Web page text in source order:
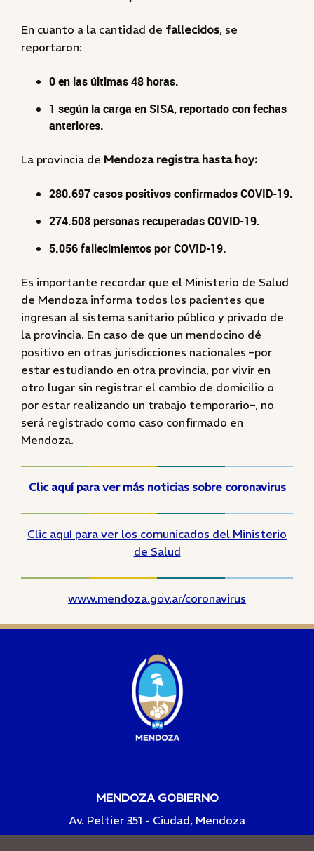
En cuanto a la cantidad de fallecidos, se
reportaron:
0 en las últimas 48 horas.
1 según la carga en SISA, reportado con fechas
anteriores.
La provincia de Mendoza registra hasta hoy:
280.697 casos positivos confirmados COVID-19.
274.508 personas recuperadas COVID-19.
5.056 fallecimientos por COVID-19.
Es importante recordar que el Ministerio de Salud
de Mendoza informa todos los pacientes que
ingresan al sistema sanitario público y privado de
la provincia. En caso de que un mendocino dé
positivo en otras jurisdicciones nacionales –por
estar estudiando en otra provincia, por vivir en
otro lugar sin registrar el cambio de domicilio o
por estar realizando un trabajo temporario–, no
será registrado como caso confirmado en
Mendoza.
Clic aquí para ver más noticias sobre coronavirus
Clic aquí para ver los comunicados del Ministerio
de Salud
www.mendoza.gov.ar/coronavirus
MENDOZA GOBIERNO
Av. Peltier 351 - Ciudad, Mendoza